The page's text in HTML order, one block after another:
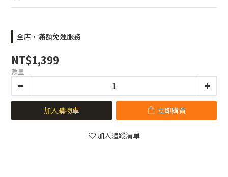
全店，滿額免運服務
NT$1,399
數量
加入購物車 立即購買
加入追蹤清單